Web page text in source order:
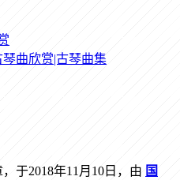
曲欣赏|古琴曲集
于2018年11月10日，由 国